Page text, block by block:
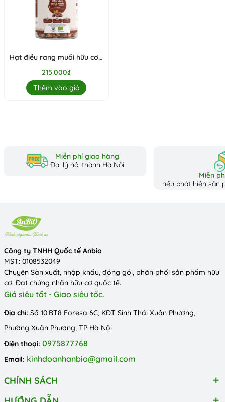
Hạt điều rang muối hữu cơ -
215.000₫
Thêm vào giỏ
Miễn phí giao hàng
Đại lý nội thành Hà Nội
Miễn
nếu phát hiện sản
Công ty TNHH Quốc tế Anbio
MST: 0108532049
Chuyên Sản xuất, nhập khẩu, đóng gói, phân phối sản phẩm hữu
cơ. Đạt chứng nhận hữu cơ quốc tế.
Giá siêu tốt - Giao siêu tốc.
Địa chỉ: Số 10.BT8 Foresa 6C, KĐT Sinh Thái Xuân Phương,
Phường Xuân Phương, TP Hà Nội
Điện thoại: 0975877768
Email: kinhdoanhanbio@gmail.com
CHÍNH SÁCH